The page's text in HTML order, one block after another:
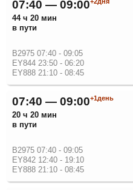
07:40 — 09:00
44 ч 20 мин
в пути
B2975 07:40 - 09:05
EY844 23:50 - 06:20
EY888 21:10 - 08:45
07:40 — 09:00+1день
20 ч 20 мин
в пути
B2975 07:40 - 09:05
EY842 12:40 - 19:10
EY888 21:10 - 08:45